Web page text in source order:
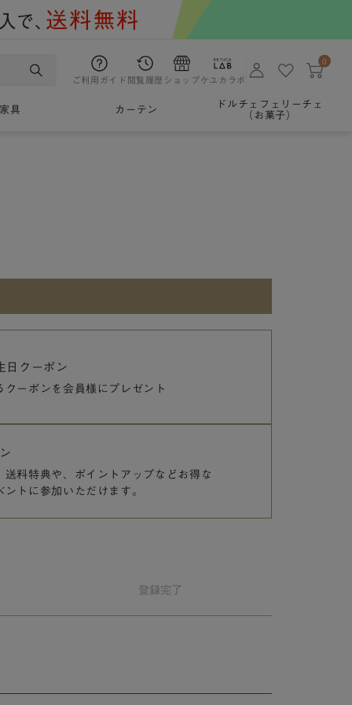
ご利用ガイド 閲覧履歴 ショップケユカラボ
0
家具 カーテン
ドルチェフェリーチェ
（お菓子）
日クーポン
クーポンを 会員様にプレゼント
料特典や、
ポイントアップなどお得な
ントに参加いただけます。
登録完了